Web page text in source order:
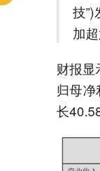
技
加超
财报显
归母
长